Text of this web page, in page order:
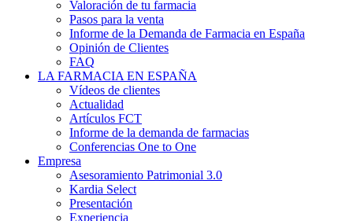
Valoración de tu farmacia
Pasos para la venta
Informe de la Demanda de Farmacia en España
Opinión de Clientes
FAQ
LA FARMACIA EN ESPAÑA
Vídeos de clientes
Actualidad
Artículos FCT
Informe de la demanda de farmacias
Conferencias One to One
Empresa
Asesoramiento Patrimonial 3.0
Kardia Select
Presentación
Experiencia